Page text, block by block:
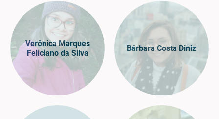
Verônica Marques
Feliciano da Silva
Bárbara Costa Diniz